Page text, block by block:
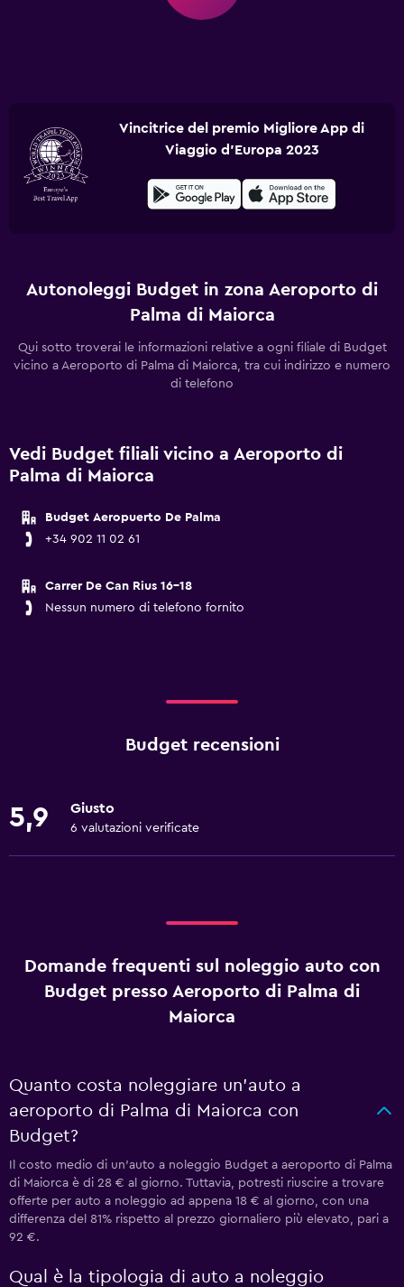
Vincitrice del premio Migliore App di
Viaggio d'Europa 2023
Autonoleggi Budget in zona Aeroporto di
Palma di Maiorca
Qui sotto troverai le informazioni relative a ogni filiale di Budget
vicino a Aeroporto di Palma di Maiorca, tra cui indirizzo e numero
di telefono
Vedi Budget filiali vicino a Aeroporto di
Palma di Maiorca
Budget Aeropuerto De Palma
+34 902 11 02 61
Carrer De Can Rius 16-18
Nessun numero di telefono fornito
Budget recensioni
5,9 Giusto
6 valutazioni verificate
Domande frequenti sul noleggio auto con
Budget presso Aeroporto di Palma di
Maiorca
Quanto costa noleggiare un'auto a
aeroporto di Palma di Maiorca con
Budget?
Il costo medio di un'auto a noleggio Budget a aeroporto di Palma
di Maiorca è di 28 € al giorno. Tuttavia, potresti riuscire a trovare
offerte per auto a noleggio ad appena 18 € al giorno, con una
differenza del 81% rispetto al prezzo giornaliero più elevato, pari a
92 €.
Qual è la tipologia di auto a noleggio